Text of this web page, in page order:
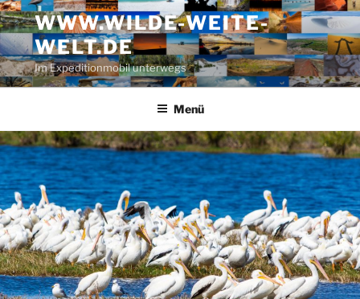
Zum
Inhalt
springen
WWW.WILDE-WEITE-
WELT.DE
Im Expeditionmobil unterwegs
Menü